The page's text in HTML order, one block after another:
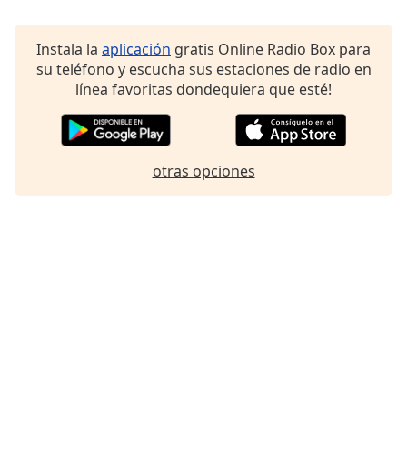
End
dialog
Instala la aplicación gratis Online Radio Box para
su teléfono y escucha sus estaciones de radio en
línea favoritas dondequiera que esté!
otras opciones